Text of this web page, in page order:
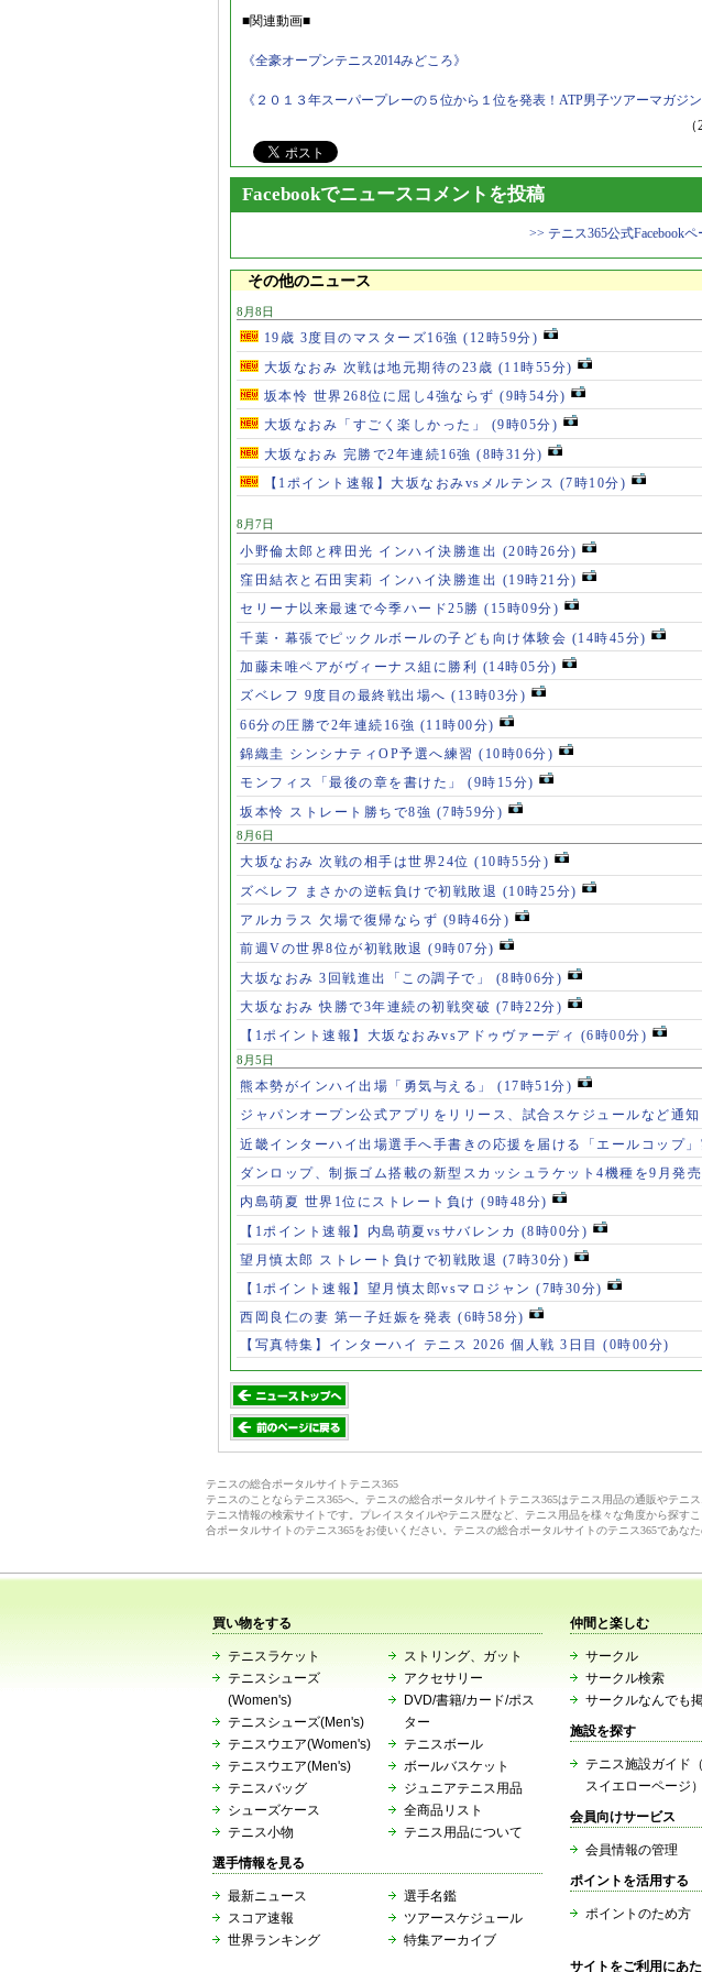
■関連動画■
《全豪オープンテニス2014みどころ》
《２０１３年スーパープレーの５位から１位を発表！ATP男子ツアーマガジン
Facebookでニュースコメントを投稿
>> テニス365公式Facebookペ
その他のニュース
8月8日
19歳 3度目のマスターズ16強 (12時59分)
大坂なおみ 次戦は地元期待の23歳 (11時55分)
坂本怜 世界268位に屈し4強ならず (9時54分)
大坂なおみ「すごく楽しかった」 (9時05分)
大坂なおみ 完勝で2年連続16強 (8時31分)
【1ポイント速報】大坂なおみvsメルテンス (7時10分)
8月7日
小野倫太郎と稗田光 インハイ決勝進出 (20時26分)
窪田結衣と石田実莉 インハイ決勝進出 (19時21分)
セリーナ以来最速で今季ハード25勝 (15時09分)
千葉・幕張でピックルボールの子ども向け体験会 (14時45分)
加藤未唯ペアがヴィーナス組に勝利 (14時05分)
ズベレフ 9度目の最終戦出場へ (13時03分)
66分の圧勝で2年連続16強 (11時00分)
錦織圭 シンシナティOP予選へ練習 (10時06分)
モンフィス「最後の章を書けた」 (9時15分)
坂本怜 ストレート勝ちで8強 (7時59分)
8月6日
大坂なおみ 次戦の相手は世界24位 (10時55分)
ズベレフ まさかの逆転負けで初戦敗退 (10時25分)
アルカラス 欠場で復帰ならず (9時46分)
前週Vの世界8位が初戦敗退 (9時07分)
大坂なおみ 3回戦進出「この調子で」 (8時06分)
大坂なおみ 快勝で3年連続の初戦突破 (7時22分)
【1ポイント速報】大坂なおみvsアドゥヴァーディ (6時00分)
8月5日
熊本勢がインハイ出場「勇気与える」 (17時51分)
ジャパンオープン公式アプリをリリース、試合スケジュールなど通知
近畿インターハイ出場選手へ手書きの応援を届ける「エールコップ」
ダンロップ、制振ゴム搭載の新型スカッシュラケット4機種を9月発売
内島萌夏 世界1位にストレート負け (9時48分)
【1ポイント速報】内島萌夏vsサバレンカ (8時00分)
望月慎太郎 ストレート負けで初戦敗退 (7時30分)
【1ポイント速報】望月慎太郎vsマロジャン (7時30分)
西岡良仁の妻 第一子妊娠を発表 (6時58分)
【写真特集】インターハイ テニス 2026 個人戦 3日目 (0時00分)
テニスの総合ポータルサイトテニス365
テニスのことならテニス365へ。テニスの総合ポータルサイトテニス365はテニス用品の通販やテ
テニス情報の検索サイトです。プレイスタイルやテニス歴など、テニス用品を様々な角度から探
合ポータルサイトのテニス365をお使いください。テニスの総合ポータルサイトのテニス365であな
買い物をする
テニスラケット
テニスシューズ
(Women's)
テニスシューズ(Men's)
テニスウエア(Women's)
テニスウエア(Men's)
テニスバッグ
シューズケース
テニス小物
ストリング、ガット
アクセサリー
DVD/書籍/カード/ポス
ター
テニスボール
ボールバスケット
ジュニアテニス用品
全商品リスト
テニス用品について
選手情報を見る
最新ニュース
スコア速報
世界ランキング
選手名鑑
ツアースケジュール
特集アーカイブ
仲間と楽しむ
サークル
サークル検索
サークルなんでも
施設を探す
テニス施設ガイド
スイエローページ）
会員向けサービス
会員情報の管理
ポイントを活用する
ポイントのため方
サイトをご利用にあ